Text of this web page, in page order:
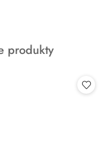
produkty